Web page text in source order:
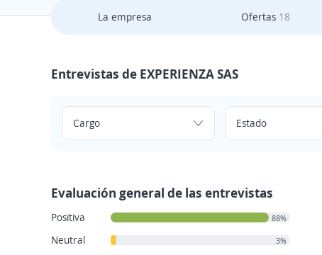
La empresa Ofertas 18
Entrevistas de EXPERIENZA SAS
Evaluación general de las entrevistas
Positiva 88%
Neutral 3%